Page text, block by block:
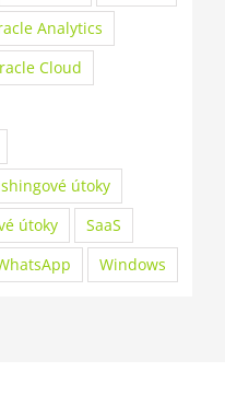
Analytics
Cloud
útoky
útoky
SaaS
Windows